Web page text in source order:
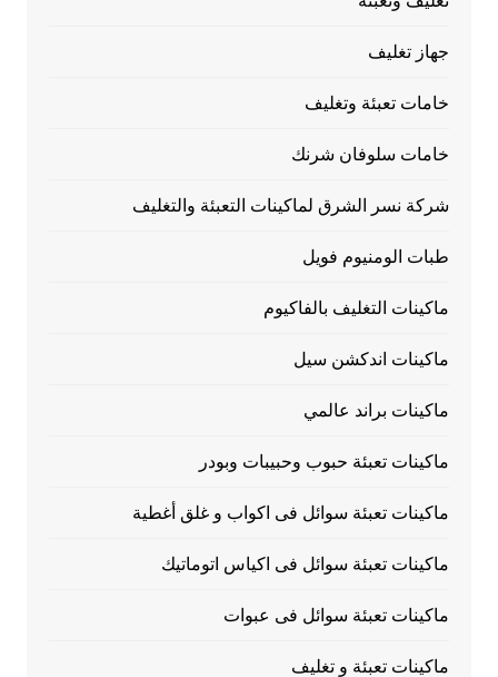
جهاز تغليف
خامات تعبئة وتغليف
خامات سلوفان شرنك
شركة نسر الشرق لماكينات التعبئة والتغليف
طبات الومنيوم فويل
ماكينات التغليف بالفاكيوم
ماكينات اندكشن سيل
ماكينات براند عالمي
ماكينات تعبئة حبوب وحبيبات وبودر
ماكينات تعبئة سوائل فى اكواب و غلق أغطية
ماكينات تعبئة سوائل فى اكياس اتوماتيك
ماكينات تعبئة سوائل فى عبوات
ماكينات تعبئة و تغليف